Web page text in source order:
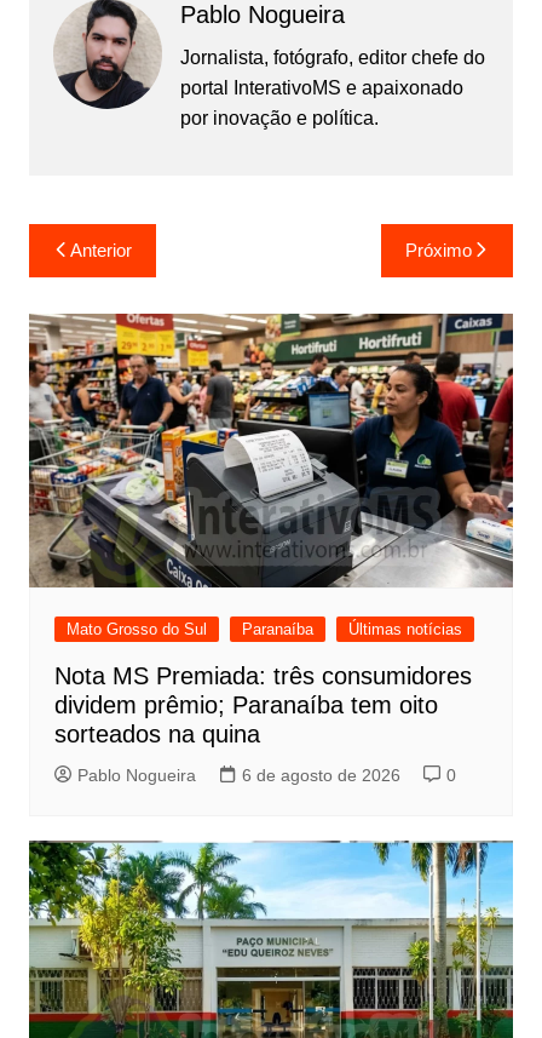
Pablo Nogueira
Jornalista, fotógrafo, editor chefe do
portal InterativoMS e apaixonado
por inovação e política.
Navegação
de
Post
Anterior Próximo
Mato Grosso do Sul Paranaíba Últimas notícias
Nota MS Premiada: três consumidores
dividem prêmio; Paranaíba tem oito
sorteados na quina
Pablo Nogueira 6 de agosto de 2026 0